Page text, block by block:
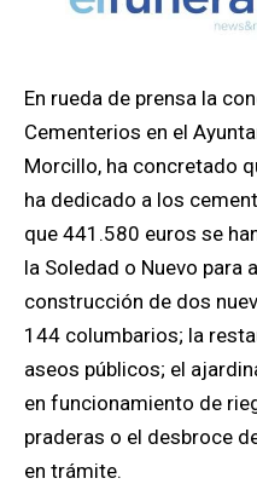
En rueda de prensa la
Cementerios en el
Morcillo, ha concretado
ha dedicado a los
que 441.580 euros se
la Soledad o Nuevo para
construcción de dos
144 columbarios; la
aseos públicos; el
en funcionamiento de
praderas o el desbroce
en trámite.